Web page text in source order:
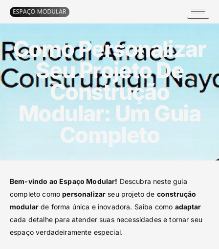
Como Personalizar
Seu Projeto De
Construção
Modular: Um Guia
Completo
Bem-vindo ao Espaço Modular! Descubra neste guia
completo comopersonalizar seu projeto de construção
modular de forma única e inovadora. Saiba como adaptar
cada detalhe para atender suas necessidades e tornar seu
espaço verdadeiramente especial.